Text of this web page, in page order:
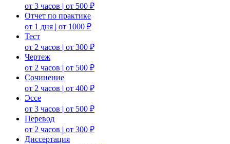
от 3 часов | от 500 ₽
Отчет по практике
от 1 дня | от 1000 ₽
Тест
от 2 часов | от 300 ₽
Чертеж
от 2 часов | от 500 ₽
Сочинение
от 2 часов | от 400 ₽
Эссе
от 3 часов | от 500 ₽
Перевод
от 2 часов | от 300 ₽
Диссертация